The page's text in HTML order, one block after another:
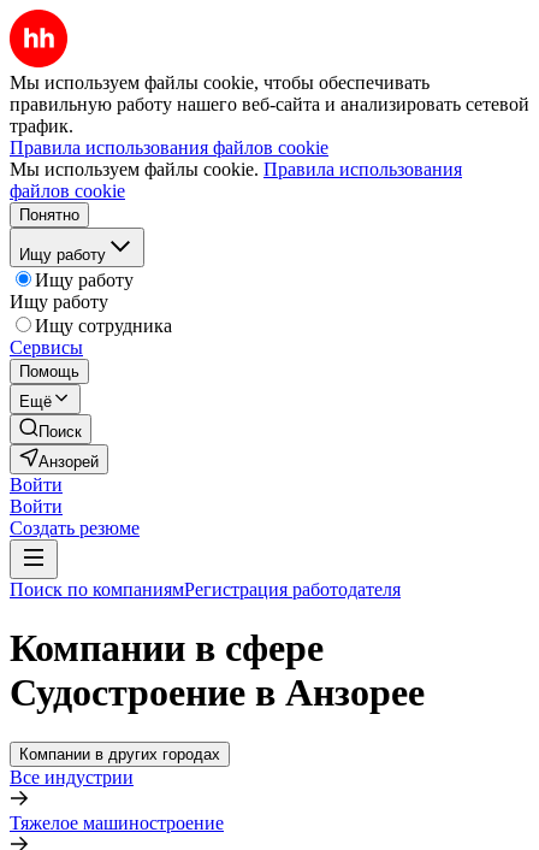
Мы используем файлы cookie, чтобы обеспечивать
правильную работу нашего веб-сайта и анализировать сетевой
трафик.
Правила использования файлов cookie
Мы используем файлы cookie. Правила использования
файлов cookie
Понятно
Ищу работу
Ищу работу
Ищу работу
Ищу сотрудника
Сервисы
Помощь
Ещё
Поиск
Анзорей
Войти
Войти
Создать резюме
Поиск по компаниямРегистрация работодателя
Компании в сфере
Судостроение в Анзорее
Компании в других городах
Все индустрии
Тяжелое машиностроение